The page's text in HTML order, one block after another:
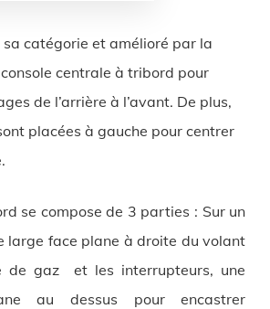
catégorie et amélioré par la
centrale à tribord pour
de l’arrière à l’avant. De plus,
placées à gauche pour centrer
se compose de 3 parties : Sur un
large face plane à droite du volant
de gaz et les interrupteurs, une
au dessus pour encastrer